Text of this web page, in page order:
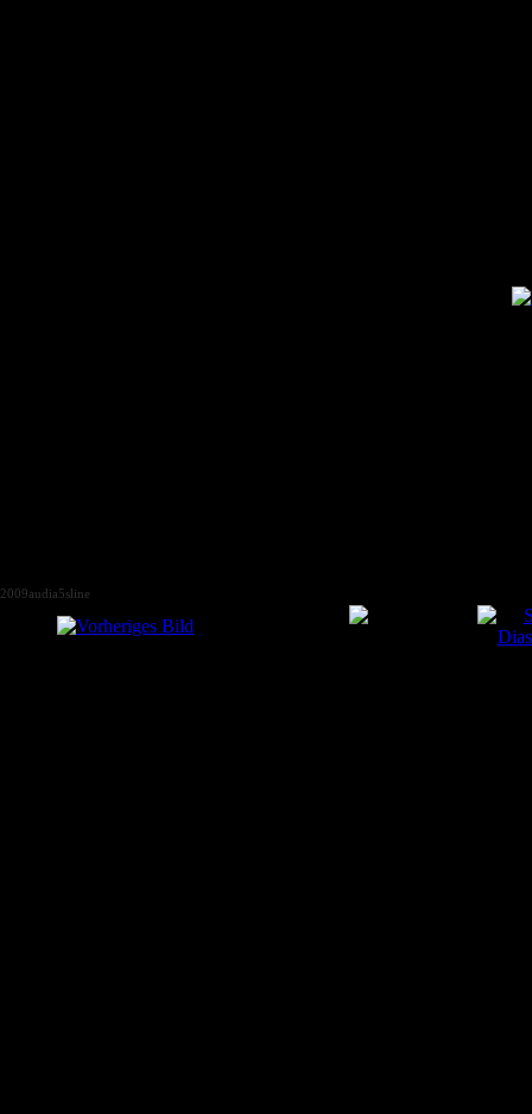
2009audia5sline